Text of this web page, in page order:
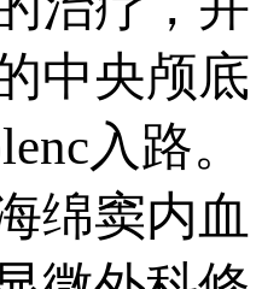
中央颅底
入路。
绵窦内血